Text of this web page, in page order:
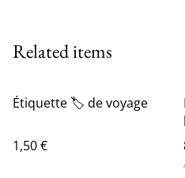
Related items
Étiquette 🏷 de voyage
1,50 €